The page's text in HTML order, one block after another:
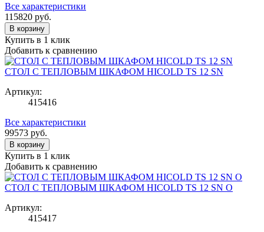
Все характеристики
115820 руб.
В корзину
Купить в 1 клик
Добавить к сравнению
СТОЛ С ТЕПЛОВЫМ ШКАФОМ HICOLD TS 12 SN
Артикул:
415416
Все характеристики
99573 руб.
В корзину
Купить в 1 клик
Добавить к сравнению
СТОЛ С ТЕПЛОВЫМ ШКАФОМ HICOLD TS 12 SN O
Артикул:
415417